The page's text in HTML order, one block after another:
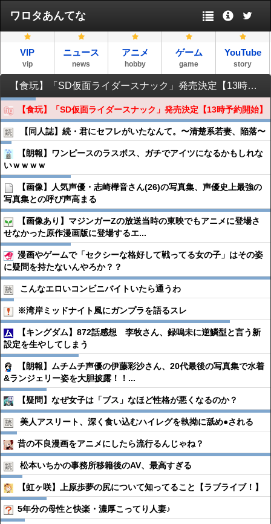
ワロタあんてな
VIP
vip
ニュース
news
アニメ
hobby
ゲーム
game
YouTube
story
【食玩】「SD仮面ライダースナック」発売決定【13時予約開始】
【食玩】「SD仮面ライダースナック」発売決定【13時予約開始】
【同人誌】続・君にセフレがいたなんて。〜清楚系若妻、陥落〜
【朗報】ワンピースのラスボス、ガチでアイツになるかもしれな
いｗｗｗｗ
【画像】人気声優・志崎樺音さん(26)の写真集、声優史上最強の
写真集との呼び声高まる
【画像あり】マジンガーZの放送当時の東映でもアニメに登場さ
せなかった原作漫画版に登場するエ...
漫画やゲームで「セクシーな格好して戦ってる女の子」はその姿
に疑問を持たないんやろか？？
こんなエロいコンビニバイトいたら通うわ
※湾岸ミッドナイト風にガンプラを語るスレ
【キングダム】872話感想 李牧さん、録嗚未に逆鱗型と言う新
設定を生やしてしまう
【朗報】ムチムチ声優の伊藤彩沙さん、20代最後の写真集で水着
&ランジェリー姿を大胆披露！！...
【疑問】なぜ女子は「ブス」なほど性格が悪くなるのか？
美人アスリート、深く食い込むハイレグを執拗に舐め●︎される
昔の不良漫画をアニメにしたら流行るんじゃね？
松本いちかの事務所移籍後のAV、最高すぎる
【虹ヶ咲】上原歩夢の尻について知ってること【ラブライブ！】
5年分の母性と快楽・濃厚こってり人妻♪